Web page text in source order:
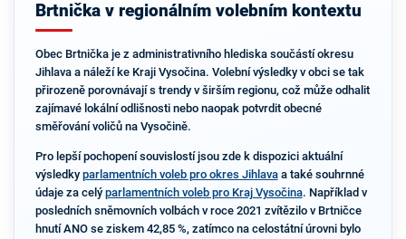
Brtnička v regionálním volebním kontextu
Obec Brtnička je z administrativního hlediska součástí okresu
Jihlava a náleží ke Kraji Vysočina. Volební výsledky v obci se tak
přirozeně porovnávají s trendy v širším regionu, což může odhalit
zajímavé lokální odlišnosti nebo naopak potvrdit obecné
směřování voličů na Vysočině.
Pro lepší pochopení souvislostí jsou zde k dispozici aktuální
výsledky parlamentních voleb pro okres Jihlavaa také souhrnné
údaje za celý parlamentních voleb pro Kraj Vysočina. Například v
posledních sněmovních volbách v roce 2021 zvítězilo v Brtničce
hnutí ANO se ziskem 42,85 %, zatímco na celostátní úrovni bylo